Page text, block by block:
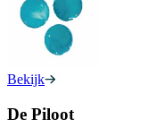
Bekijk
De Piloot